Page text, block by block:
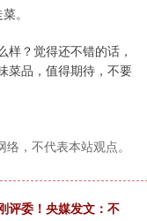
。
？觉得还不错的话，
菜品，值得期待，不要
，不代表本站观点。
评委！央媒发文：不